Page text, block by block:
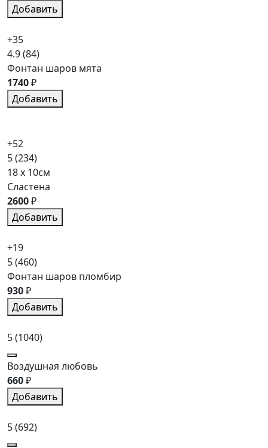
Добавить
+35
4.9(84)
Фонтан шаров мята
1740₽
Добавить
+52
5(234)
18 x 10см
Сластена
2600₽
Добавить
+19
5(460)
Фонтан шаров пломбир
930₽
Добавить
5(1040)
Воздушная любовь
660₽
Добавить
5(692)